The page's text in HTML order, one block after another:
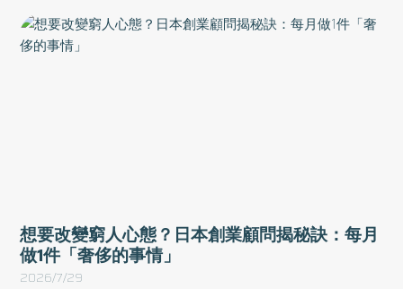
關研究為基礎，揭開情緒、學習、人際關係與病痛，讓你窺
探大腦與嗅覺的連動關係，擺脫生活焦慮。
想要改變窮人心態？日本創業顧問揭秘訣：每月
做1件「奢侈的事情」
2026/7/29